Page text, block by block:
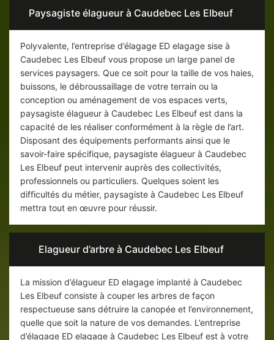
Paysagiste élagueur à Caudebec Les Elbeuf
Polyvalente, l’entreprise d’élagage ED elagage sise à
Caudebec Les Elbeuf vous propose un large panel de
services paysagers. Que ce soit pour la taille de vos haies,
buissons, le débroussaillage de votre terrain ou la
conception ou aménagement de vos espaces verts,
paysagiste élagueur à Caudebec Les Elbeuf est dans la
capacité de les réaliser conformément à la règle de l’art.
Disposant des équipements performants ainsi que le
savoir-faire spécifique, paysagiste élagueur à Caudebec
Les Elbeuf peut intervenir auprès des collectivités,
professionnels ou particuliers. Quelques soient les
difficultés du métier, paysagiste à Caudebec Les Elbeuf
mettra tout en œuvre pour réussir.
Elagueur d’arbre à Caudebec Les Elbeuf
La mission d’élagueur ED elagage implanté à Caudebec
Les Elbeuf consiste à couper les arbres de façon
respectueuse sans détruire la canopée et l’environnement,
quelle que soit la nature de vos demandes. L’entreprise
d’élagage ED elagage à Caudebec Les Elbeuf est à votre